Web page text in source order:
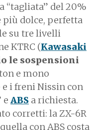
“tagliata” del 20%
più dolce, perfetta
su tre livelli
KTRC (Kawasaki
le sospensioni
e mono
i freni Nissin con
e ABS a richiesta.
corretti: la ZX-6R
con ABS costa